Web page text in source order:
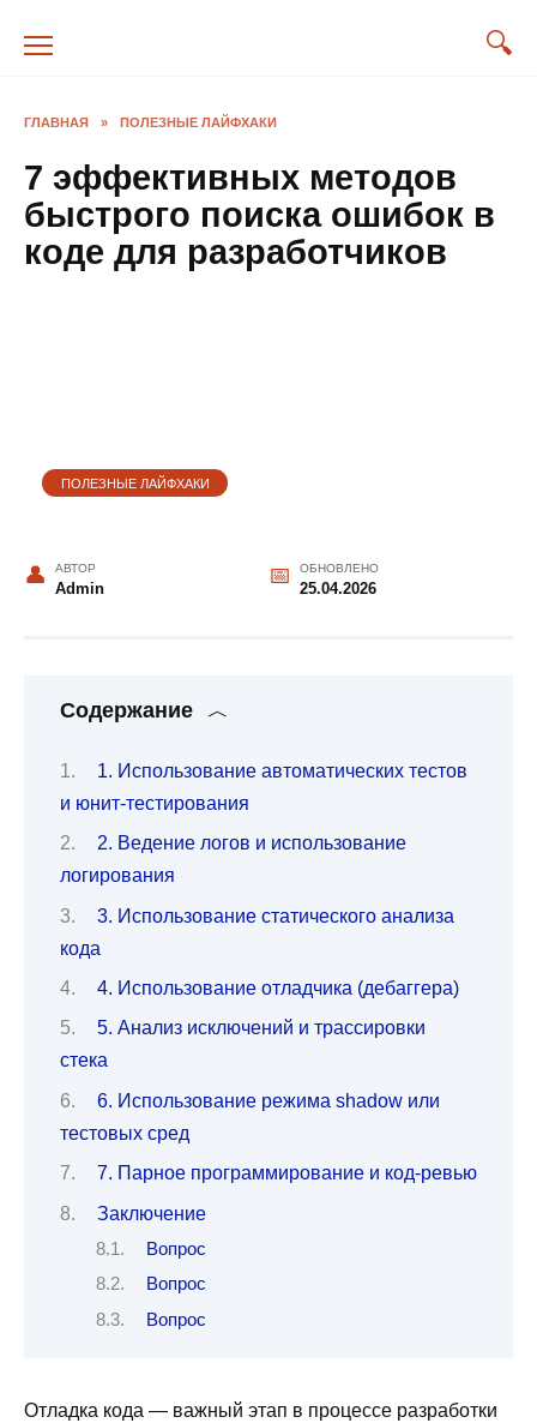
ГЛАВНАЯ » ПОЛЕЗНЫЕ ЛАЙФХАКИ
7 эффективных методов
быстрого поиска ошибок в
коде для разработчиков
ПОЛЕЗНЫЕ ЛАЙФХАКИ
АВТОР
Admin
ОБНОВЛЕНО
25.04.2026
Содержание
1. Использование автоматических тестов
и юнит-тестирования
2. Ведение логов и использование
логирования
3. Использование статического анализа
кода
4. Использование отладчика (дебаггера)
5. Анализ исключений и трассировки
стека
6. Использование режима shadow или
тестовых сред
7. Парное программирование и код-ревью
Заключение
Вопрос
Вопрос
Вопрос
Отладка кода — важный этап в процессе разработки